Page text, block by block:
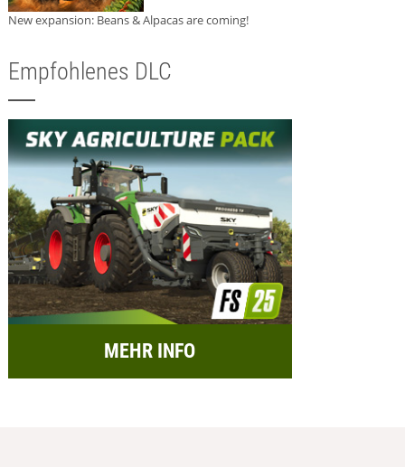
New expansion: Beans & Alpacas are coming!
Empfohlenes DLC
MEHR INFO